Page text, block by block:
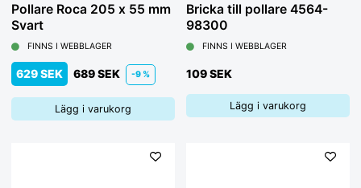
Pollare Roca 205 x 55 mm
Svart
FINNS I WEBBLAGER
629 SEK 689 SEK -9 %
Lägg i varukorg
Bricka till pollare 4564-
98300
FINNS I WEBBLAGER
109 SEK
Lägg i varukorg